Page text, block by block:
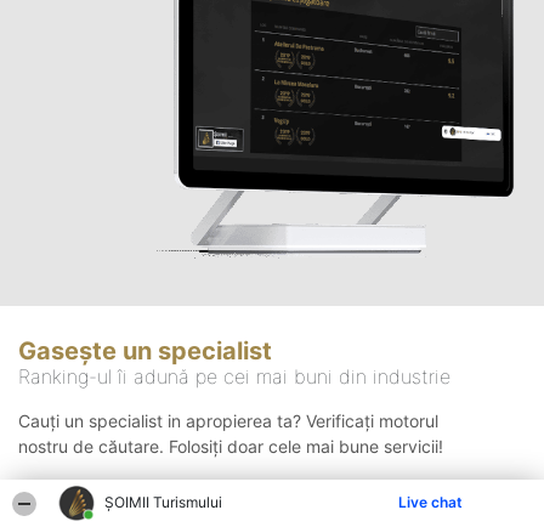
ȘOIMII Turismului Live chat
Gasește un specialist
Ranking-ul îi adună pe cei mai buni din industrie
Cauți un specialist in apropierea ta? Verificați motorul
nostru de căutare. Folosiți doar cele mai bune servicii!